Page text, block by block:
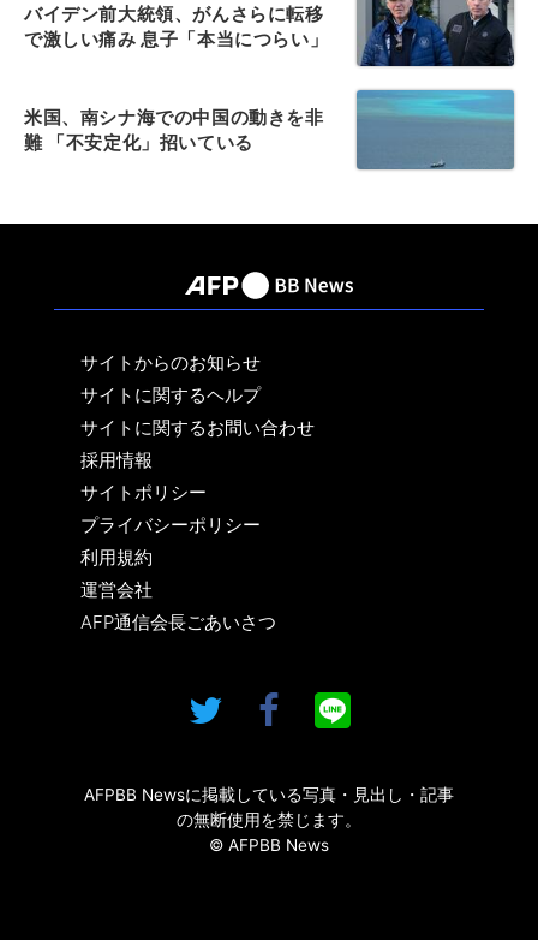
バイデン前大統領、がんさらに転移
で激しい痛み 息子「本当につらい」
米国、南シナ海での中国の動きを非
難 「不安定化」招いている
サイトからのお知らせ
サイトに関するヘルプ
サイトに関するお問い合わせ
採用情報
サイトポリシー
プライバシーポリシー
利用規約
運営会社
AFP通信会長ごあいさつ
AFPBB Newsに掲載している写真・見出し・記事
の無断使用を禁じます。
© AFPBB News